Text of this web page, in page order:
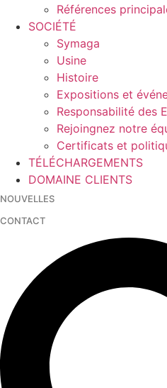
Références
SOCIÉTÉ
Symaga
Usine
Histoire
Expositions et
Responsabilité des
Rejoingnez notre
Certificats et
TÉLÉCHARGEMENTS
DOMAINE CLIENTS
NOUVELLES
CONTACT